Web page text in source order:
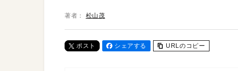
著者： 松山茂
ポスト シェアする URLのコピー